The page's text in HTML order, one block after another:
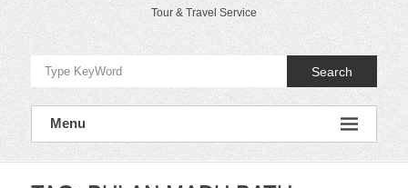
Tour & Travel Service
Search
Menu